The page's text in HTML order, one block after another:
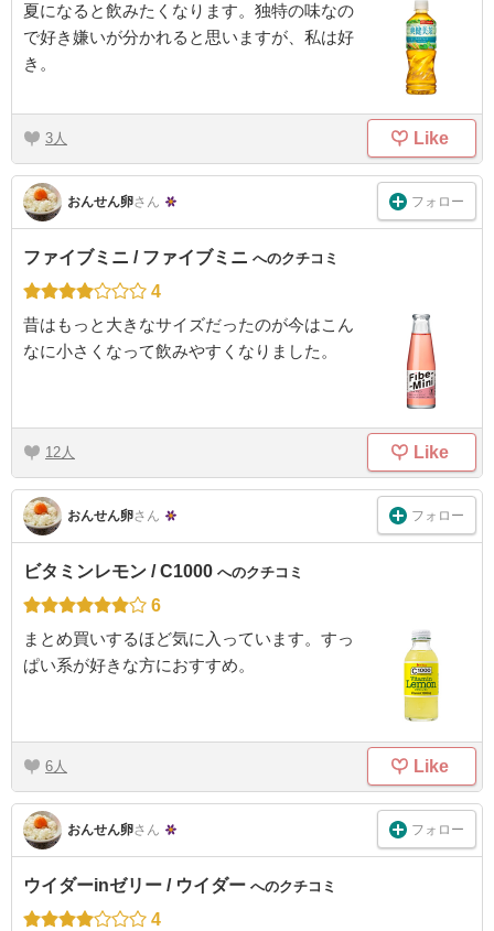
夏になると飲みたくなります。独特の味なの
で好き嫌いが分かれると思いますが、私は好
き。
3 Like
おんせん卵さん フォロー
ファイブミニ / ファイブミニ へのクチコミ
4
昔はもっと大きなサイズだったのが今はこん
なに小さくなって飲みやすくなりました。
12 Like
おんせん卵さん フォロー
ビタミンレモン / C1000 へのクチコミ
6
まとめ買いするほど気に入っています。すっ
ぱい系が好きな方におすすめ。
6 Like
おんせん卵さん フォロー
ウイダーinゼリー / ウイダー へのクチコミ
4